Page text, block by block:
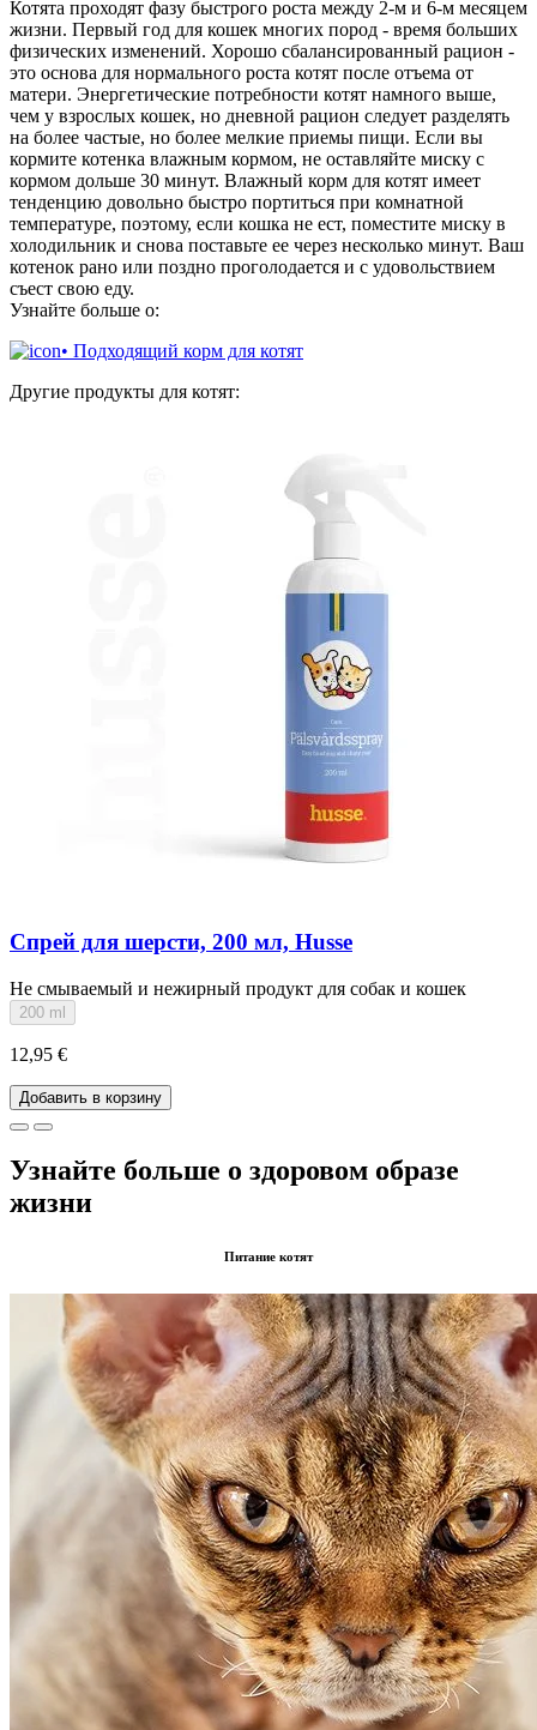
Котята проходят фазу быстрого роста между 2-м и 6-м месяцем
жизни. Первый год для кошек многих пород - время больших
физических изменений. Хорошо сбалансированный рацион -
это основа для нормального роста котят после отъема от
матери. Энергетические потребности котят намного выше,
чем у взрослых кошек, но дневной рацион следует разделять
на более частые, но более мелкие приемы пищи. Если вы
кормите котенка влажным кормом, не оставляйте миску с
кормом дольше 30 минут. Влажный корм для котят имеет
тенденцию довольно быстро портиться при комнатной
температуре, поэтому, если кошка не ест, поместите миску в
холодильник и снова поставьте ее через несколько минут. Ваш
котенок рано или поздно проголодается и с удовольствием
съест свою еду.
Узнайте больше о:
• Подходящий корм для котят
Другие продукты для котят:
Спрей для шерсти, 200 мл, Husse
Не смываемый и нежирный продукт для собак и кошек
200 ml
12,95 €
Добавить в корзину
Узнайте больше о здоровом образе
жизни
Питание котят